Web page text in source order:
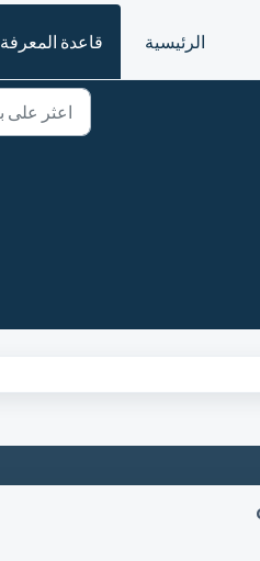
الرئيسية
قاعدة المعرفة